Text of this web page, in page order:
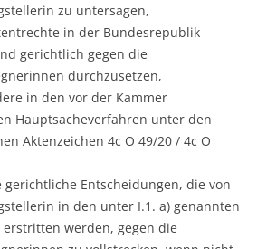
zu untersagen,
in der Bundesrepublik
gerichtlich gegen die
durchzusetzen,
in den vor der Kammer
Hauptsacheverfahren unter den
Aktenzeichen 4c O 49/20 / 4c O
gerichtliche Entscheidungen, die von
in den unter I.1. a) genannten
erstritten werden, gegen die